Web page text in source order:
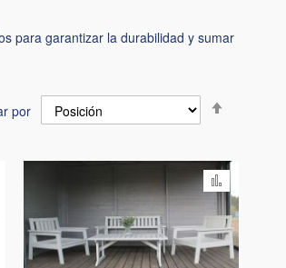
para garantizar la durabilidad y sumar
por
comparar
Añadir
para
comparar